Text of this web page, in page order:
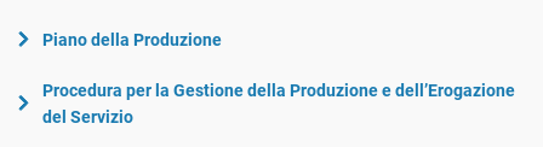
Piano della Produzione
Procedura per la Gestione della Produzione e dell’Erogazione
del Servizio